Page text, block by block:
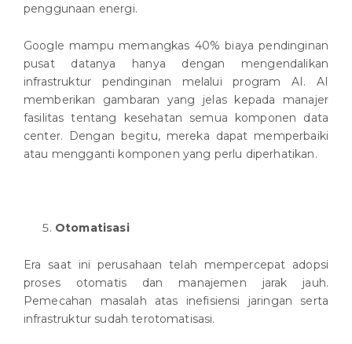
penggunaan energi.
Google mampu memangkas 40% biaya pendinginan
pusat datanya hanya dengan mengendalikan
infrastruktur pendinginan melalui program AI. AI
memberikan gambaran yang jelas kepada manajer
fasilitas tentang kesehatan semua komponen data
center. Dengan begitu, mereka dapat memperbaiki
atau mengganti komponen yang perlu diperhatikan.
Otomatisasi
Era saat ini perusahaan telah mempercepat adopsi
proses otomatis dan manajemen jarak jauh.
Pemecahan masalah atas inefisiensi jaringan serta
infrastruktur sudah terotomatisasi.